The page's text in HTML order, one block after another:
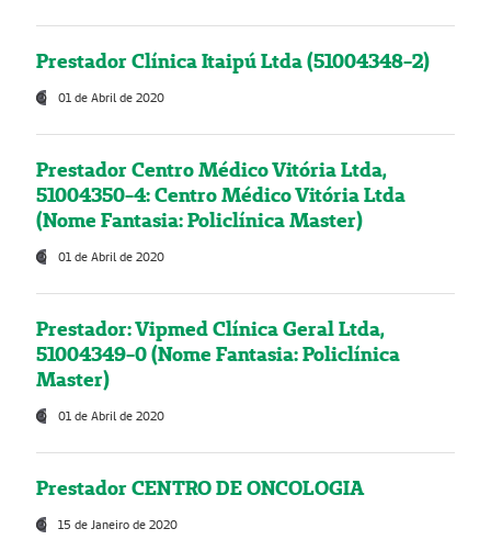
Prestador Clínica Itaipú Ltda (51004348-2)
01 de Abril de 2020
Prestador Centro Médico Vitória Ltda,
51004350-4: Centro Médico Vitória Ltda
(Nome Fantasia: Policlínica Master)
01 de Abril de 2020
Prestador: Vipmed Clínica Geral Ltda,
51004349-0 (Nome Fantasia: Policlínica
Master)
01 de Abril de 2020
Prestador CENTRO DE ONCOLOGIA
15 de Janeiro de 2020